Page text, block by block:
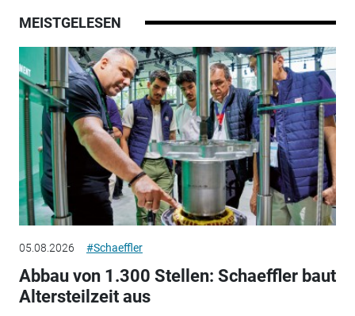
MEISTGELESEN
05.08.2026 #Schaeffler
Abbau von 1.300 Stellen: Schaeffler baut
Altersteilzeit aus